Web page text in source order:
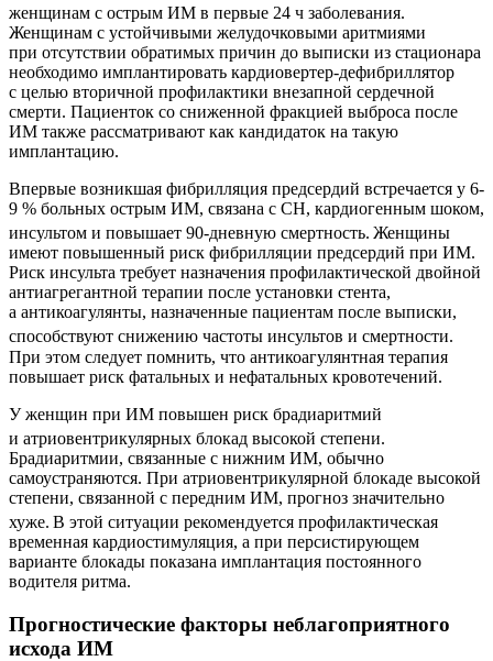
женщинам с острым ИМ в первые 24 ч заболевания.
Женщинам с устойчивыми желудочковыми аритмиями
при отсутствии обратимых причин до выписки из стационара
необходимо имплантировать кардиовертер-­дефибриллятор
с целью вторичной профилактики внезапной сердечной
смерти. Пациенток со сниженной фракцией выброса после
ИМ также рассматривают как кандидаток на такую
имплантацию.
Впервые возникшая фибрилляция предсердий встречается у 6-
9 % больных острым ИМ, связана с СН, кардиогенным шоком,
инсультом и повышает 90-дневную смертность. Женщины
имеют повышенный риск фибрилляции предсердий при ИМ.
Риск инсульта требует назначения профилактической двойной
антиагрегантной терапии после установки стента,
а антикоагулянты, назначенные пациентам после выписки,
способствуют снижению частоты инсультов и смертности.
При этом следует помнить, что антикоа­гулянтная терапия
повышает риск фатальных и нефатальных кровотечений.
У женщин при ИМ повышен риск брадиаритмий
и атриовентрикулярных блокад высокой степени.
Брадиаритмии, связанные с нижним ИМ, обычно
самоустраняются. При атриовентрикулярной блокаде высокой
степени, связанной с передним ИМ, прогноз значительно
хуже. В этой ситуации рекомендуется профилактическая
временная кардиостимуляция, а при персистирующем
варианте блокады показана имплантация постоянного
водителя ритма.
Прогностические факторы неблагоприятного
исхода ИМ